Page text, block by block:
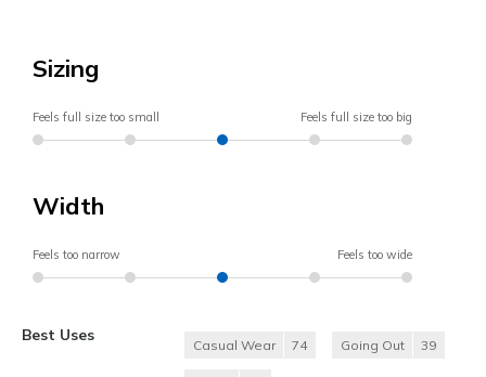
Sizing
Feels full size too small Feels full size too big
Width
Feels too narrow Feels too wide
Best Uses
Casual Wear 74 Going Out 39